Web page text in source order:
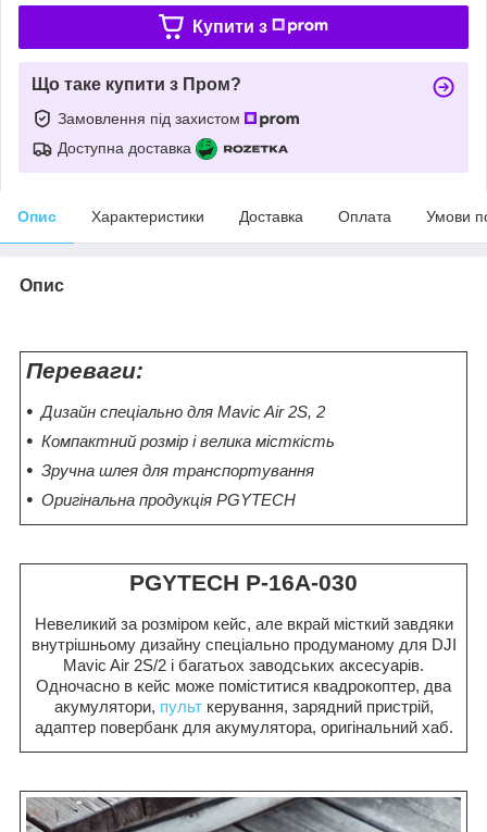
Купити з
Що таке купити з Пром?
Замовлення під захистом
Доступна доставка
Опис Характеристики Доставка Оплата Умови
Опис
Переваги:
Дизайн спеціально для Mavic Air 2S, 2
Компактний розмір і велика місткість
Зручна шлея для транспортування
Оригінальна продукція PGYTECH
PGYTECH P-16A-030
Невеликий за розміром кейс, але вкрай місткий завдяки
внутрішньому дизайну спеціально продуманому для DJI
Mavic Air 2S/2 і багатьох заводських аксесуарів.
Одночасно в кейс може поміститися квадрокоптер, два
акумулятори, пульткерування, зарядний пристрій,
адаптер повербанк для акумулятора, оригінальний хаб.